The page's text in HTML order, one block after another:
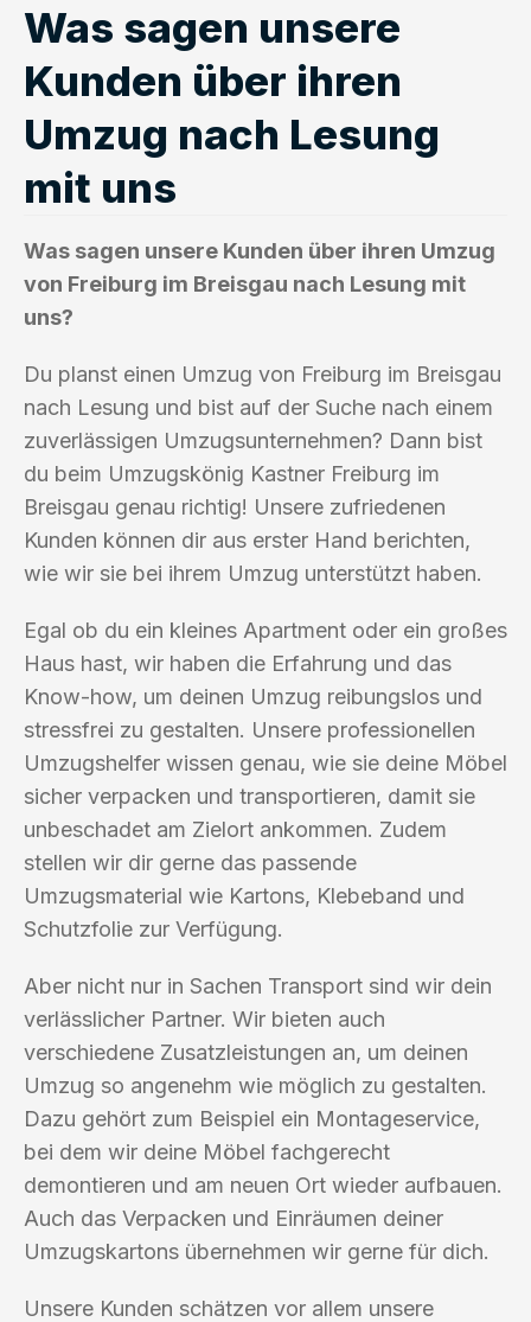
Was sagen unsere
Kunden über ihren
Umzug nach Lesung
mit uns
Was sagen unsere Kunden über ihren Umzug
von Freiburg im Breisgau nach Lesung mit
uns?
Du planst einen Umzug von Freiburg im Breisgau
nach Lesung und bist auf der Suche nach einem
zuverlässigen Umzugsunternehmen? Dann bist
du beim Umzugskönig Kastner Freiburg im
Breisgau genau richtig! Unsere zufriedenen
Kunden können dir aus erster Hand berichten,
wie wir sie bei ihrem Umzug unterstützt haben.
Egal ob du ein kleines Apartment oder ein großes
Haus hast, wir haben die Erfahrung und das
Know-how, um deinen Umzug reibungslos und
stressfrei zu gestalten. Unsere professionellen
Umzugshelfer wissen genau, wie sie deine Möbel
sicher verpacken und transportieren, damit sie
unbeschadet am Zielort ankommen. Zudem
stellen wir dir gerne das passende
Umzugsmaterial wie Kartons, Klebeband und
Schutzfolie zur Verfügung.
Aber nicht nur in Sachen Transport sind wir dein
verlässlicher Partner. Wir bieten auch
verschiedene Zusatzleistungen an, um deinen
Umzug so angenehm wie möglich zu gestalten.
Dazu gehört zum Beispiel ein Montageservice,
bei dem wir deine Möbel fachgerecht
demontieren und am neuen Ort wieder aufbauen.
Auch das Verpacken und Einräumen deiner
Umzugskartons übernehmen wir gerne für dich.
Unsere Kunden schätzen vor allem unsere